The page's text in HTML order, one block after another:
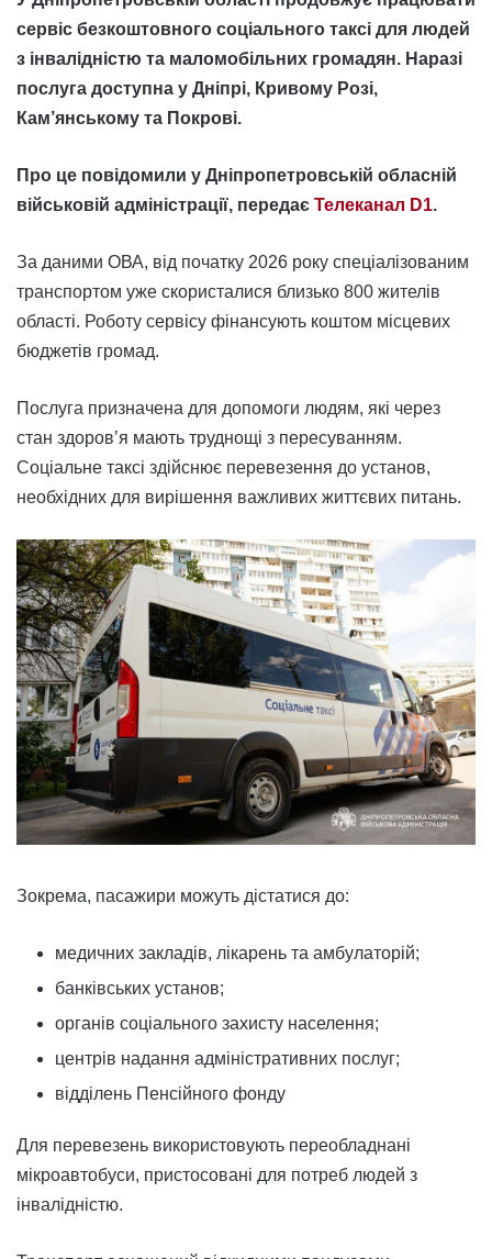
сервіс безкоштовного соціального таксі для людей
з інвалідністю та маломобільних громадян. Наразі
послуга доступна у Дніпрі, Кривому Розі,
Кам’янському та Покрові.
Про це повідомили у Дніпропетровській обласній
військовій адміністрації, передає Телеканал D1.
За даними ОВА, від початку 2026 року спеціалізованим
транспортом уже скористалися близько 800 жителів
області. Роботу сервісу фінансують коштом місцевих
бюджетів громад.
Послуга призначена для допомоги людям, які через
стан здоров’я мають труднощі з пересуванням.
Соціальне таксі здійснює перевезення до установ,
необхідних для вирішення важливих життєвих питань.
Зокрема, пасажири можуть дістатися до:
медичних закладів, лікарень та амбулаторій;
банківських установ;
органів соціального захисту населення;
центрів надання адміністративних послуг;
відділень Пенсійного фонду
Для перевезень використовують переобладнані
мікроавтобуси, пристосовані для потреб людей з
інвалідністю.